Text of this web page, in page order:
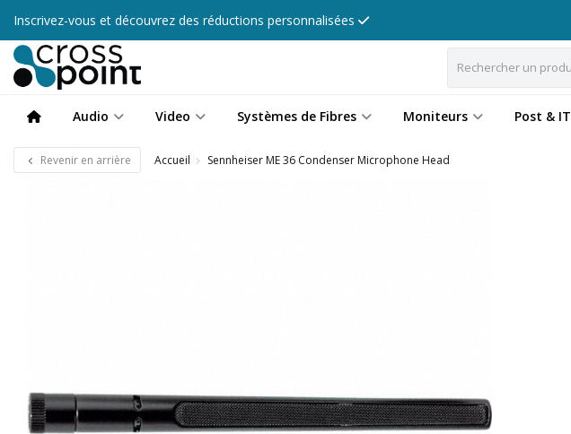
Inscrivez-vous et découvrez des réductions personnalisées
Audio Video Systèmes de Fibres Moniteurs Post & IT
Revenir en arrière Accueil Sennheiser ME 36 Condenser Microphone Head